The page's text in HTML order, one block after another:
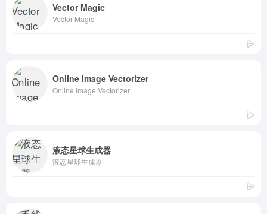
Vector Magic
Vector Magic
Online Image Vectorizer
Online Image Vectorizer
液态星球生成器
液态星球生成器